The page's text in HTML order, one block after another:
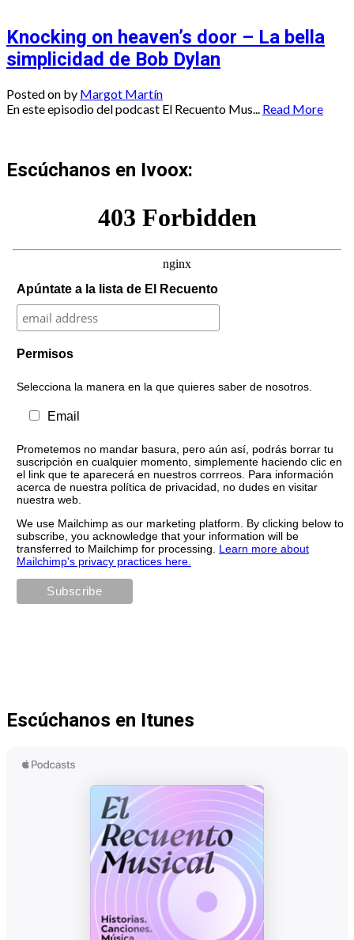
Knocking on heaven’s door – La bella
simplicidad de Bob Dylan
Posted on by Margot Martín
En este episodio del podcast El Recuento Mus...
Read More
Escúchanos en Ivoox:
Apúntate a la lista de El Recuento
Permisos
Selecciona la manera en la que quieres saber de nosotros.
Email
Prometemos no mandar basura, pero aún así, podrás borrar tu
suscripción en cualquier momento, simplemente haciendo clic en
el link que te aparecerá en nuestros corrreos. Para información
acerca de nuestra política de privacidad, no dudes en visitar
nuestra web.
We use Mailchimp as our marketing platform. By clicking below to
subscribe, you acknowledge that your information will be
transferred to Mailchimp for processing. Learn more about
Mailchimp's privacy practices here.
Escúchanos en Itunes